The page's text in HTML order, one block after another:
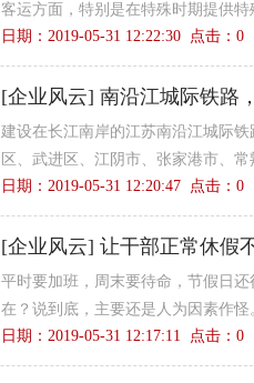
客运方面，特别是在特殊时期提供
日期：2019-05-31 12:22:30 点击： 0
[企业风云] 南沿江城际铁路
建设在长江南岸的江苏南沿江城际
区、武进区、江阴市、张家港市、
日期：2019-05-31 12:20:47 点击： 0
[企业风云] 让干部正常休假
平时要加班，周末要待命，节假日
在？说到底，主要还是人为因素作
日期：2019-05-31 12:17:11 点击： 0